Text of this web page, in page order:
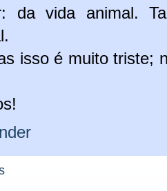
da vida animal.
isso é muito triste;